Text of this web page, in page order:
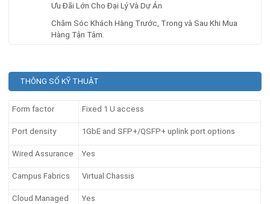
Ưu Đãi Lớn Cho Đại Lý Và Dự Án
Chăm Sóc Khách Hàng Trước, Trong và Sau Khi Mua
Hàng Tận Tâm.
THÔNG SỐ KỸ THUẬT
Form factor Fixed 1 U access
Port density 1GbE and SFP+/QSFP+ uplink port options
Wired Assurance Yes
Campus Fabrics Virtual Chassis
Cloud Managed Yes